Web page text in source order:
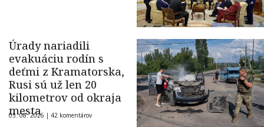
Úrady nariadili
evakuáciu rodín s
deťmi z Kramatorska,
Rusi sú už len 20
kilometrov od okraja
mesta
05. 08. 2026 | 42 komentárov